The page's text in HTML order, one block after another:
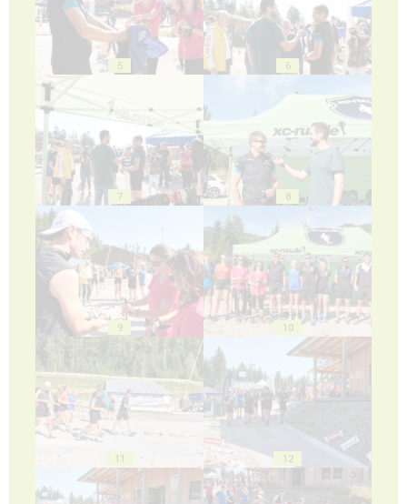
5 6
7 8
9 10
11 12